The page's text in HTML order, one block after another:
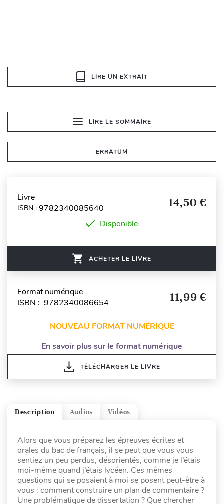
LIRE UN EXTRAIT
LIRE LE SOMMAIRE
ERRATUM
Livre
ISBN : 9782340085640 14,50 €
Disponible
ACHETER LE LIVRE
Format numérique
ISBN : 9782340086654
11,99 €
NOUVEAU FORMAT NUMÉRIQUE
En savoir plus sur le format numérique
TÉLÉCHARGER LE LIVRE
Vidéos
Audios
Description
Alors que vous préparez les épreuves écrites et
orales du bac de français, il se peut que vous vous
sentiez un peu perdus, désorientés, comme je l’étais
moi-même quand j’étais lycéen. Ces mêmes
questions qui se posaient à moi se posent peut-être à
vous : comment construire un plan de commentaire ?
Une problématique de dissertation ? Que chercher